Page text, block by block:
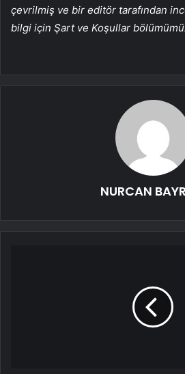
çevrilmiş ve bir editör tarafından
bilgi için Şart ve Koşullar
NURCAN